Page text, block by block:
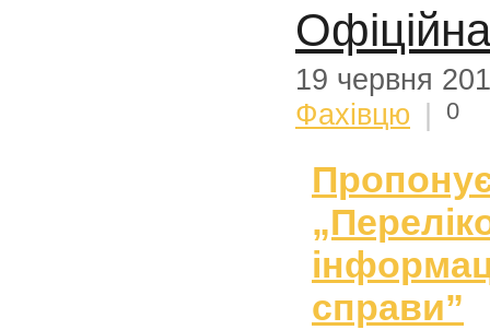
19 червня
Фахівцю
0
справи”